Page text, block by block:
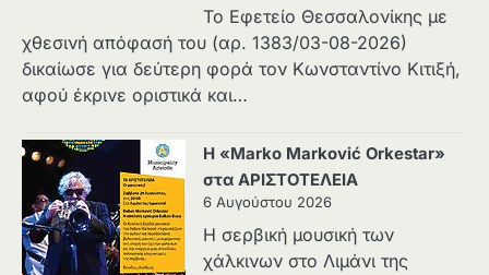
Το Εφετείο Θεσσαλονίκης με
χθεσινή απόφασή του (αρ. 1383/03-08-2026)
δικαίωσε για δεύτερη φορά τον Κωνσταντίνο Κιτιξή,
αφού έκρινε οριστικά και…
Η «Marko Marković Orkestar»
στα ΑΡΙΣΤΟΤΕΛΕΙΑ
6 Αυγούστου 2026
Η σερβική μουσική των
χάλκινων στο Λιμάνι της